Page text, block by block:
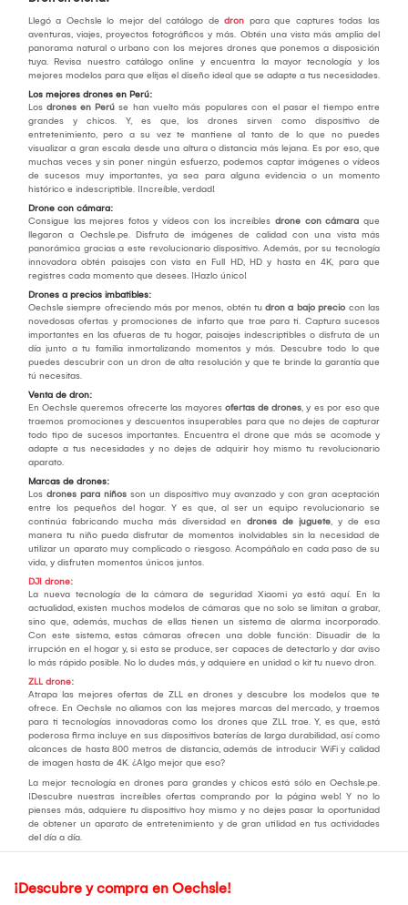
Llegó a Oechsle lo mejor del catálogo de dron para que captures todas las
aventuras, viajes, proyectos fotográficos y más. Obtén una vista más amplia del
panorama natural o urbano con los mejores drones que ponemos a disposición
tuya. Revisa nuestro catálogo online y encuentra la mayor tecnología y los
mejores modelos para que elijas el diseño ideal que se adapte a tus necesidades.
Los mejores drones en Perú:
Los drones en Perú se han vuelto más populares con el pasar el tiempo entre
grandes y chicos. Y, es que, los drones sirven como dispositivo de
entretenimiento, pero a su vez te mantiene al tanto de lo que no puedes
visualizar a gran escala desde una altura o distancia más lejana. Es por eso, que
muchas veces y sin poner ningún esfuerzo, podemos captar imágenes o vídeos
de sucesos muy importantes, ya sea para alguna evidencia o un momento
histórico e indescriptible. ¡Increíble, verdad!
Drone con cámara:
Consigue las mejores fotos y vídeos con los increíbles drone con cámara que
llegaron a Oechsle.pe. Disfruta de imágenes de calidad con una vista más
panorámica gracias a este revolucionario dispositivo. Además, por su tecnología
innovadora obtén paisajes con vista en Full HD, HD y hasta en 4K, para que
registres cada momento que desees. ¡Hazlo único!
Drones a precios imbatibles:
Oechsle siempre ofreciendo más por menos, obtén tu dron a bajo precio con las
novedosas ofertas y promociones de infarto que trae para ti. Captura sucesos
importantes en las afueras de tu hogar, paisajes indescriptibles o disfruta de un
día junto a tu familia inmortalizando momentos y más. Descubre todo lo que
puedes descubrir con un dron de alta resolución y que te brinde la garantía que
tú necesitas.
Venta de dron:
En Oechsle queremos ofrecerte las mayores ofertas de drones, y es por eso que
traemos promociones y descuentos insuperables para que no dejes de capturar
todo tipo de sucesos importantes. Encuentra el drone que más se acomode y
adapte a tus necesidades y no dejes de adquirir hoy mismo tu revolucionario
aparato.
Marcas de drones:
Los drones para niños son un dispositivo muy avanzado y con gran aceptación
entre los pequeños del hogar. Y es que, al ser un equipo revolucionario se
continúa fabricando mucha más diversidad en drones de juguete, y de esa
manera tu niño pueda disfrutar de momentos inolvidables sin la necesidad de
utilizar un aparato muy complicado o riesgoso. Acompáñalo en cada paso de su
vida, y disfruten momentos únicos juntos.
DJI drone:
La nueva tecnología de la cámara de seguridad Xiaomi ya está aquí. En la
actualidad, existen muchos modelos de cámaras que no solo se limitan a grabar,
sino que, además, muchas de ellas tienen un sistema de alarma incorporado.
Con este sistema, estas cámaras ofrecen una doble función: Disuadir de la
irrupción en el hogar y, si esta se produce, ser capaces de detectarlo y dar aviso
lo más rápido posible. No lo dudes más, y adquiere en unidad o kit tu nuevo dron.
ZLL drone:
Atrapa las mejores ofertas de ZLL en drones y descubre los modelos que te
ofrece. En Oechsle no aliamos con las mejores marcas del mercado, y traemos
para ti tecnologías innovadoras como los drones que ZLL trae. Y, es que, está
poderosa firma incluye en sus dispositivos baterías de larga durabilidad, así como
alcances de hasta 800 metros de distancia, además de introducir WiFi y calidad
de imagen hasta de 4K. ¿Algo mejor que eso?
La mejor tecnología en drones para grandes y chicos está sólo en Oechsle.pe.
¡Descubre nuestras increíbles ofertas comprando por la página web! Y no lo
pienses más, adquiere tu dispositivo hoy mismo y no dejes pasar la oportunidad
de obtener un aparato de entretenimiento y de gran utilidad en tus actividades
del día a día.
¡Descubre y compra en Oechsle!